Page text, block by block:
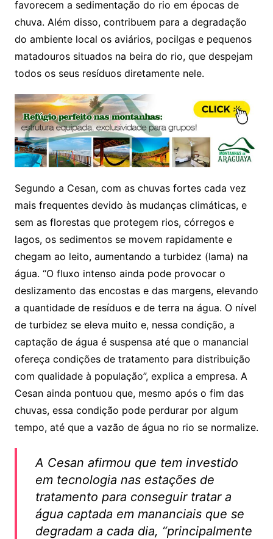
favorecem a sedimentação do rio em épocas de
chuva. Além disso, contribuem para a degradação
do ambiente local os aviários, pocilgas e pequenos
matadouros situados na beira do rio, que despejam
todos os seus resíduos diretamente nele.
Segundo a Cesan, com as chuvas fortes cada vez
mais frequentes devido às mudanças climáticas, e
sem as florestas que protegem rios, córregos e
lagos, os sedimentos se movem rapidamente e
chegam ao leito, aumentando a turbidez (lama) na
água. “O fluxo intenso ainda pode provocar o
deslizamento das encostas e das margens, elevando
a quantidade de resíduos e de terra na água. O nível
de turbidez se eleva muito e, nessa condição, a
captação de água é suspensa até que o manancial
ofereça condições de tratamento para distribuição
com qualidade à população”, explica a empresa. A
Cesan ainda pontuou que, mesmo após o fim das
chuvas, essa condição pode perdurar por algum
tempo, até que a vazão de água no rio se normalize.
A Cesan afirmou que tem investido
em tecnologia nas estações de
tratamento para conseguir tratar a
água captada em mananciais que se
degradam a cada dia, “principalmente